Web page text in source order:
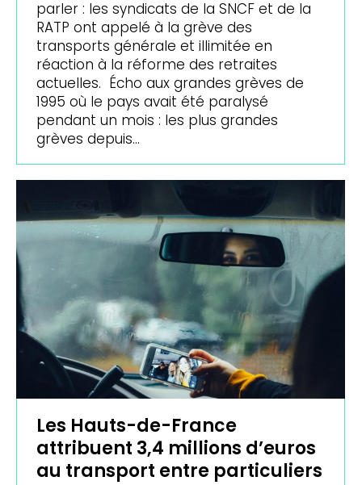
parler : les syndicats de la SNCF et de la
RATP ont appelé à la grève des
transports générale et illimitée en
réaction à la réforme des retraites
actuelles. Écho aux grandes grèves de
1995 où le pays avait été paralysé
pendant un mois : les plus grandes
grèves depuis…
Les Hauts-de-France
attribuent 3,4 millions d’euros
au transport entre particuliers